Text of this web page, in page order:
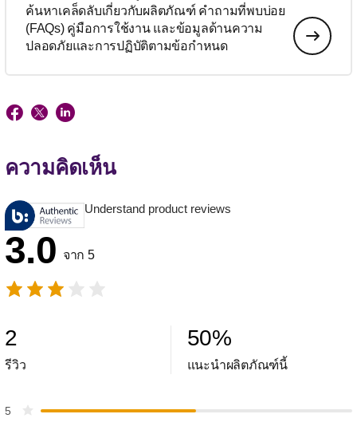
ค้นหาเคล็ดลับเกี่ยวกับผลิตภัณฑ์ คำถามที่พบบ่อย
(FAQs) คู่มือการใช้งาน และข้อมูลด้านความ
ปลอดภัยและการปฏิบัติตามข้อกำหนด
ความคิดเห็น
Understand product reviews
3.0 จาก 5
2
รีวิว
50%
แนะนำผลิตภัณฑ์นี้
5